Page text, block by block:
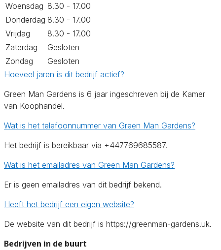
Woensdag 8.30 - 17.00
Donderdag 8.30 - 17.00
Vrijdag
8.30 - 17.00
Zaterdag
Gesloten
Zondag
Gesloten
Hoeveel jaren is dit bedrijf actief?
Green Man Gardens is 6 jaar ingeschreven bij de Kamer
van Koophandel.
Wat is het telefoonnummer van Green Man Gardens?
Het bedrijf is bereikbaar via +447769685587.
Wat is het emailadres van Green Man Gardens?
Er is geen emailadres van dit bedrijf bekend.
Heeft het bedrijf een eigen website?
De website van dit bedrijf is https://greenman-gardens.uk.
Bedrijven in de buurt